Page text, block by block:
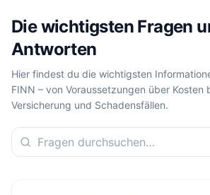
Die wichtigsten Fragen
Antworten
Hier findest du die wichtigsten
FINN – von Voraussetzungen über Kosten
Versicherung und Schadensfällen.